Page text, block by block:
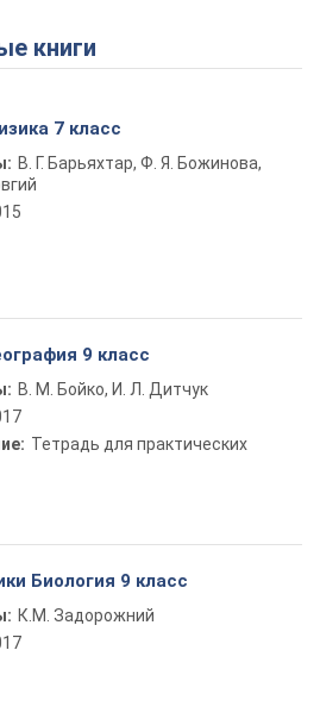
Play Video
книги
7 класс
В. Г. Барьяхтар, Ф. Я. Божинова,
9 класс
В. М. Бойко, И. Л. Дитчук
Тетрадь для практических
Биология 9 класс
К.М. Задорожний